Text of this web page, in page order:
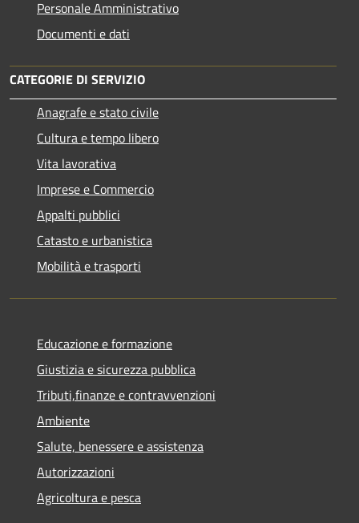
Personale Amministrativo
Documenti e dati
CATEGORIE DI SERVIZIO
Anagrafe e stato civile
Cultura e tempo libero
Vita lavorativa
Imprese e Commercio
Appalti pubblici
Catasto e urbanistica
Mobilità e trasporti
Educazione e formazione
Giustizia e sicurezza pubblica
Tributi,finanze e contravvenzioni
Ambiente
Salute, benessere e assistenza
Autorizzazioni
Agricoltura e pesca